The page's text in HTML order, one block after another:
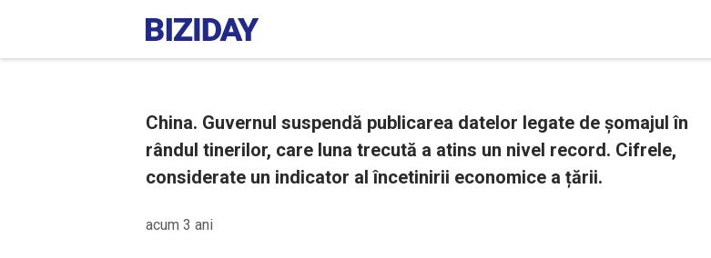
China. Guvernul suspendă publicarea datelor legate de șomajul în
rândul tinerilor, care luna trecută a atins un nivel record. Cifrele,
considerate un indicator al încetinirii economice a țării.
acum 3 ani